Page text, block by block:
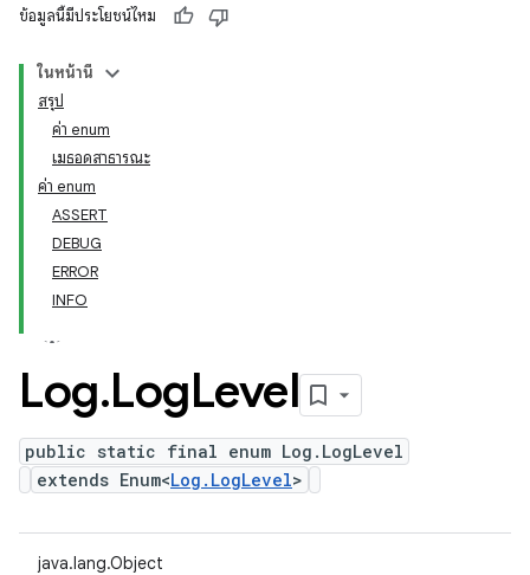
ข้อมูลนี้มีประโยชน์ไหม
ในหน้านี้
สรุป
ค่า enum
เมธอดสาธารณะ
ค่า enum
ASSERT
DEBUG
ERROR
INFO
Log.LogLevel
public static final enum Log.LogLevel
extends Enum<Log.LogLevel>
java.lang.Object